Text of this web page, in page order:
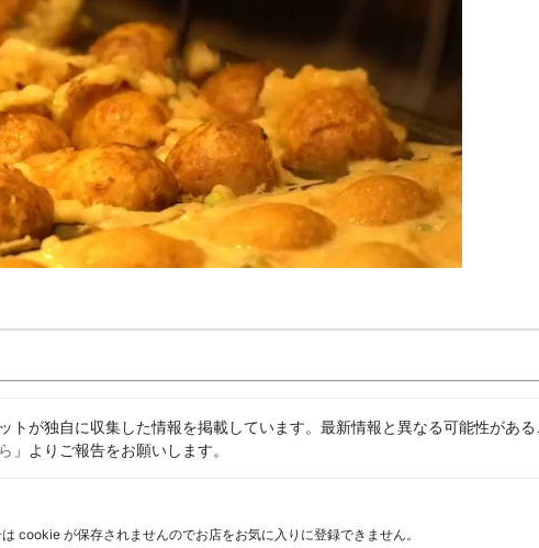
トが独自に収集した情報を掲載しています。最新情報と異なる可能性があ
」よりご報告をお願いします。
cookie が保存されませんのでお店をお気に入りに登録できません。